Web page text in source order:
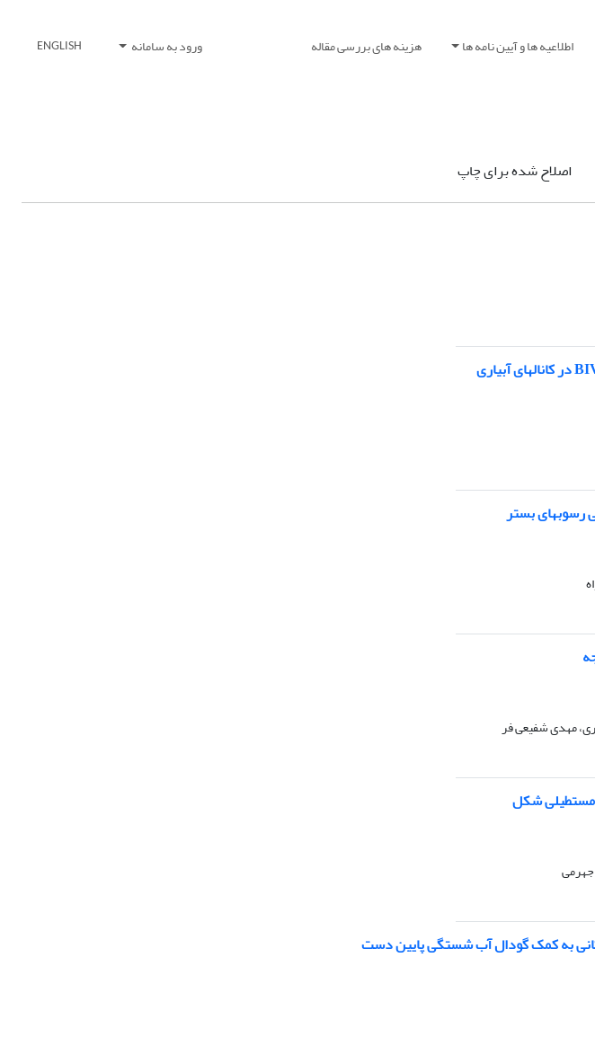
اطلاعیه ها و آیین نامه ها هزینه های بررسی مقاله ورود به سامانه ENGLISH
اصلاح شده برای چاپ
رسوبهای بستر
مهدی شفیعی فر
مستطیلی شکل
به کمک گودال آب شستگی پایین دست